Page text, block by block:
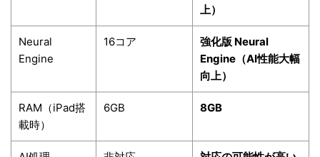
上）
Neural
Engine
16コア
強化版 Neural
Engine（AI性能大幅
向上）
RAM（iPad搭
載時）
6GB 8GB